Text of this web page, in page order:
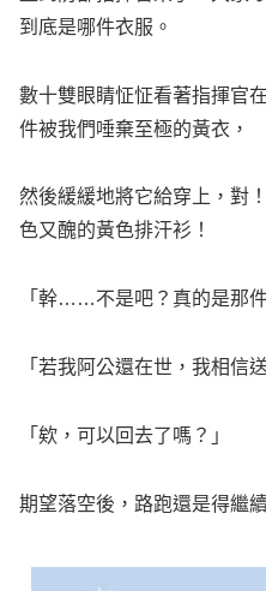
到底是哪件衣服。
數十雙眼睛怔怔看著指揮官
件被我們唾棄至極的黃衣，
然後緩緩地將它給穿上，對
色又醜的黃色排汗衫！
「幹……不是吧？真的是那件
「若我阿公還在世，我相信
「欸，可以回去了嗎？」
期望落空後，路跑還是得繼